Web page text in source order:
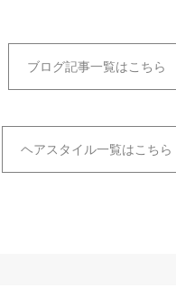
ブログ記事一覧はこちら
ヘアスタイル一覧はこちら